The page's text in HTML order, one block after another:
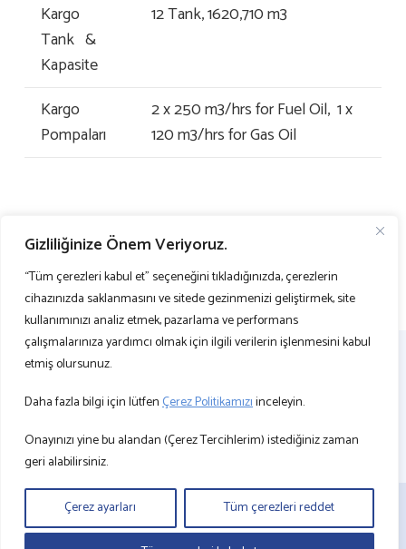
Gizliliğinize Önem Veriyoruz.
“Tüm çerezleri kabul et” seçeneğini tıkladığınızda, çerezlerin
cihazınızda saklanmasını ve sitede gezinmenizi geliştirmek, site
kullanımınızı analiz etmek, pazarlama ve performans
çalışmalarınıza yardımcı olmak için ilgili verilerin işlenmesini kabul
etmiş olursunuz.
Daha fazla bilgi için lütfenÇerez Politikamızıinceleyin.
Onayınızı yine bu alandan (Çerez Tercihlerim) istediğiniz zaman
geri alabilirsiniz.
Çerez ayarları Tüm çerezleri reddet
Kargo
Tank &
Kapasite
12 Tank, 1620,710 m3
Kargo
Pompaları
2 x 250 m3/hrs for Fuel Oil, 1 x
120 m3/hrs for Gas Oil
BİZE ULAŞIN
KVKK